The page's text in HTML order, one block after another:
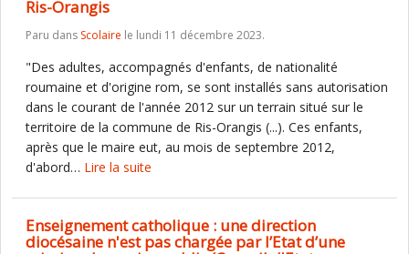
Ris-Orangis
Paru dans Scolaire le lundi 11 décembre 2023.
"Des adultes, accompagnés d'enfants, de nationalité
roumaine et d'origine rom, se sont installés sans autorisation
dans le courant de l'année 2012 sur un terrain situé sur le
territoire de la commune de Ris-Orangis (...). Ces enfants,
après que le maire eut, au mois de septembre 2012,
d'abord… Lire la suite
Enseignement catholique : une direction
diocésaine n'est pas chargée par l’Etat d’une